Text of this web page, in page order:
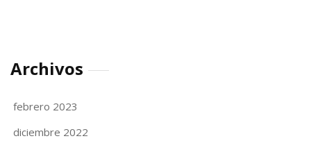
Archivos
febrero 2023
diciembre 2022